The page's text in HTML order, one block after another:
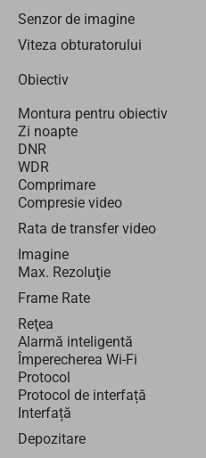
Senzor de imagine
Viteza obturatorului
Obiectiv
Montura pentru obiectiv
Zi noapte
DNR
WDR
Comprimare
Compresie video
Rata de transfer video
Imagine
Max. Rezoluţie
Frame Rate
Reţea
Alarmă inteligentă
Împerecherea Wi-Fi
Protocol
Protocol de interfață
Interfață
Depozitare